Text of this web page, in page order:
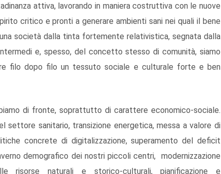
attiva, lavorando in maniera costruttiva con le nuove
critico e pronti a generare ambienti sani nei quali il bene
società dalla tinta fortemente relativistica, segnata dalla
e, spesso, del concetto stesso di comunità, siamo
filo dopo filo un tessuto sociale e culturale forte e ben
di fronte, soprattutto di carattere economico-sociale.
settore sanitario, transizione energetica, messa a valore di
concrete di digitalizzazione, superamento del deficit
demografico dei nostri piccoli centri, modernizzazione
risorse naturali e storico-culturali, pianificazione e